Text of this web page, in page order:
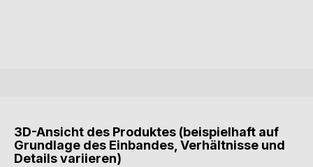
3D-Ansicht des Produktes (beispielhaft auf
Grundlage des Einbandes, Verhältnisse und
Details variieren)